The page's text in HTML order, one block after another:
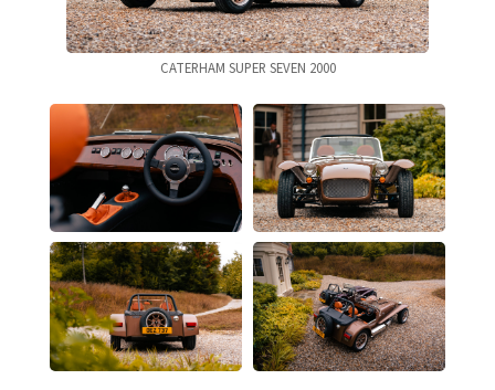
CATERHAM SUPER SEVEN 2000